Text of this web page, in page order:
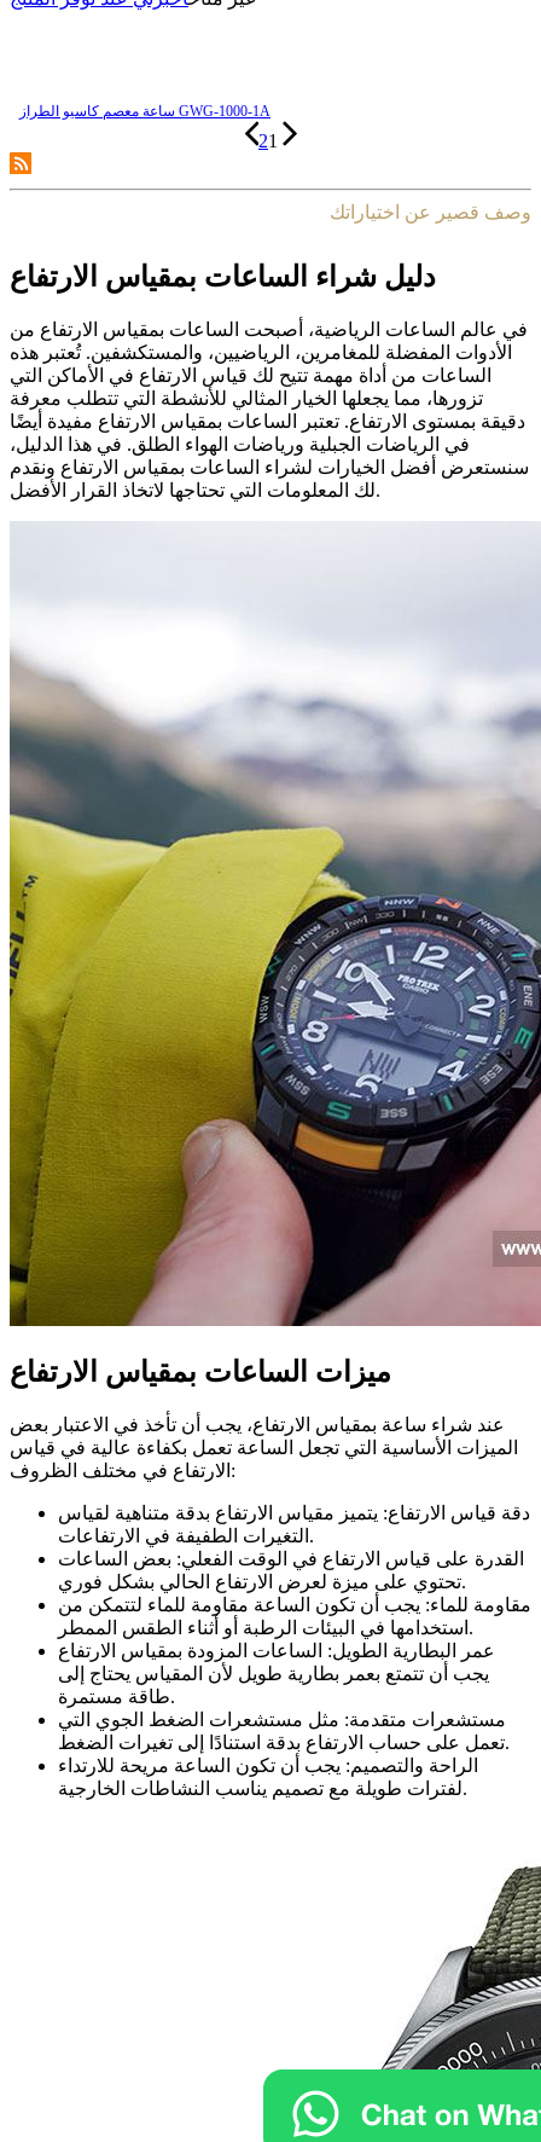
ساعة معصم کاسیو الطراز GWG-1000-1A
21
وصف قصير عن اختياراتك
دليل شراء الساعات بمقياس الارتفاع
في عالم الساعات الرياضية، أصبحت الساعات بمقياس الارتفاع من
الأدوات المفضلة للمغامرين، الرياضيين، والمستكشفين. تُعتبر هذه
الساعات من أداة مهمة تتيح لك قياس الارتفاع في الأماكن التي
تزورها، مما يجعلها الخيار المثالي للأنشطة التي تتطلب معرفة
دقيقة بمستوى الارتفاع. تعتبر الساعات بمقياس الارتفاع مفيدة أيضًا
في الرياضات الجبلية ورياضات الهواء الطلق. في هذا الدليل،
سنستعرض أفضل الخيارات لشراء الساعات بمقياس الارتفاع ونقدم
لك المعلومات التي تحتاجها لاتخاذ القرار الأفضل.
ميزات الساعات بمقياس الارتفاع
عند شراء ساعة بمقياس الارتفاع، يجب أن تأخذ في الاعتبار بعض
الميزات الأساسية التي تجعل الساعة تعمل بكفاءة عالية في قياس
الارتفاع في مختلف الظروف:
دقة قياس الارتفاع: يتميز مقياس الارتفاع بدقة متناهية لقياس
التغيرات الطفيفة في الارتفاعات.
القدرة على قياس الارتفاع في الوقت الفعلي: بعض الساعات
تحتوي على ميزة لعرض الارتفاع الحالي بشكل فوري.
مقاومة للماء: يجب أن تكون الساعة مقاومة للماء لتتمكن من
استخدامها في البيئات الرطبة أو أثناء الطقس الممطر.
عمر البطارية الطويل: الساعات المزودة بمقياس الارتفاع
يجب أن تتمتع بعمر بطارية طويل لأن المقياس يحتاج إلى
طاقة مستمرة.
مستشعرات متقدمة: مثل مستشعرات الضغط الجوي التي
تعمل على حساب الارتفاع بدقة استنادًا إلى تغيرات الضغط.
الراحة والتصميم: يجب أن تكون الساعة مريحة للارتداء
لفترات طويلة مع تصميم يناسب النشاطات الخارجية.